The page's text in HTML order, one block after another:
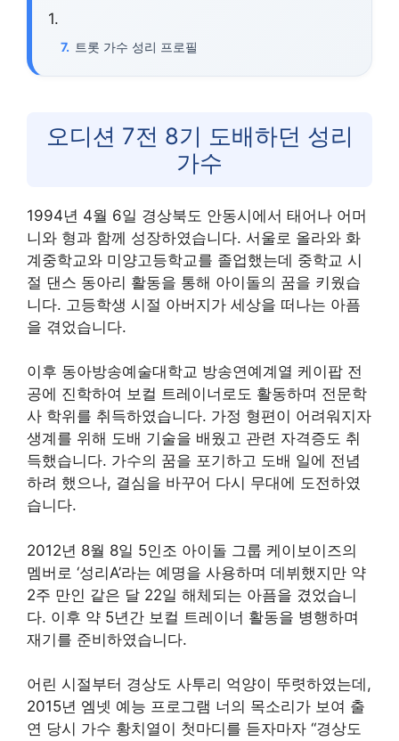
트롯 가수 성리 프로필
오디션 7전 8기 도배하던 성리
가수
1994년 4월 6일 경상북도 안동시에서 태어나 어머
니와 형과 함께 성장하였습니다. 서울로 올라와 화
계중학교와 미양고등학교를 졸업했는데 중학교 시
절 댄스 동아리 활동을 통해 아이돌의 꿈을 키웠습
니다. 고등학생 시절 아버지가 세상을 떠나는 아픔
을 겪었습니다.
이후 동아방송예술대학교 방송연예계열 케이팝 전
공에 진학하여 보컬 트레이너로도 활동하며 전문학
사 학위를 취득하였습니다. 가정 형편이 어려워지자
생계를 위해 도배 기술을 배웠고 관련 자격증도 취
득했습니다. 가수의 꿈을 포기하고 도배 일에 전념
하려 했으나, 결심을 바꾸어 다시 무대에 도전하였
습니다.
2012년 8월 8일 5인조 아이돌 그룹 케이보이즈의
멤버로 ‘성리A’라는 예명을 사용하며 데뷔했지만 약
2주 만인 같은 달 22일 해체되는 아픔을 겼었습니
다. 이후 약 5년간 보컬 트레이너 활동을 병행하며
재기를 준비하였습니다.
어린 시절부터 경상도 사투리 억양이 뚜렷하였는데,
2015년 엠넷 예능 프로그램 너의 목소리가 보여 출
연 당시 가수 황치열이 첫마디를 듣자마자 “경상도